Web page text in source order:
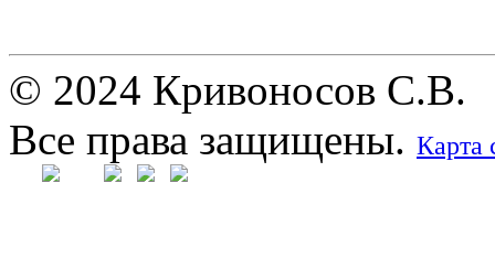
© 2024 Кривоносов С.В.
Все права защищены. Карта